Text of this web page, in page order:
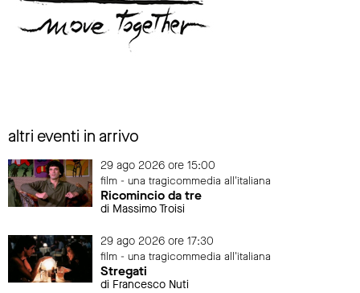
altri eventi in arrivo
29 ago 2026 ore 15:00
film - una tragicommedia all'italiana
Ricomincio da tre
di Massimo Troisi
29 ago 2026 ore 17:30
film - una tragicommedia all'italiana
Stregati
di Francesco Nuti